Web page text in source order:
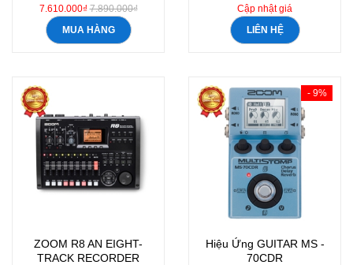
7.610.000₫7.890.000₫
MUA HÀNG
Cập nhật giá
LIÊN HỆ
ZOOM R8 AN EIGHT-
TRACK RECORDER
- 9%
Hiệu Ứng GUITAR MS -
70CDR